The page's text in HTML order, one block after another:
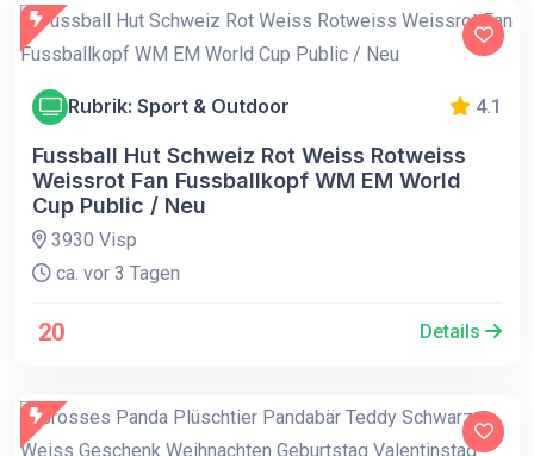
Rubrik: Sport & Outdoor 4.1
Fussball Hut Schweiz Rot Weiss Rotweiss
Weissrot Fan Fussballkopf WM EM World
Cup Public / Neu
3930 Visp
ca. vor 3 Tagen
20 Details